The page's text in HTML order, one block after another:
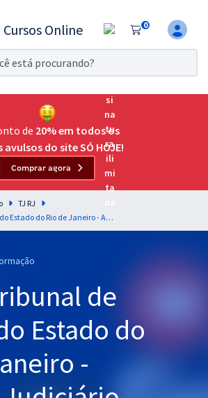
0
11
Teste grátis por 7 dias!
Passar
preparação para o Exame da
intensiva para as principais
Brasil
de 20% em todos os
avulsos do site SÓ HOJE!
Comprar agora
TJ RJ
TJ RJ - Tribunal de Justiça do Estado do Rio de Janeiro - Analista Judiciário – Grupo: Tecnologia da Informação – Especialidade: Analista de Projetos
de
Estado do
-